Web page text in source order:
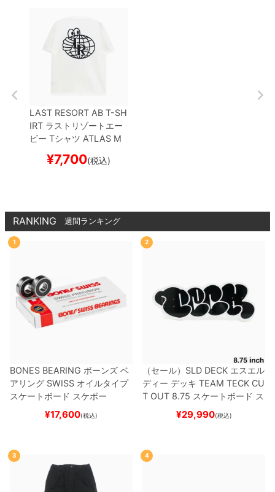
LAST RESORT AB T-SH
IRT ラストリゾートエー
ビー Tシャツ ATLAS M
スケートボード スケ
¥7,700(税込)
RANKING 週間ランキング
1
BONES BEARING ボーンズ ベ
アリング SWISS オイルタイプ
スケートボード スケボー
¥17,600(税込)
2
（セール） SLD DECK エスエル
ディー デッキ TEAM TECK CU
T OUT 8.75 スケートボード ス
¥29,990(税込)
3 4